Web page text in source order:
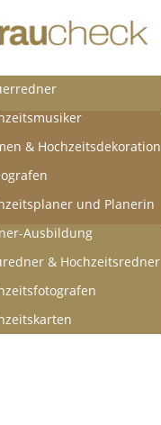
& Hochzeitsdekoration
und Planerin
Ausbildung
& Hochzeitsredner